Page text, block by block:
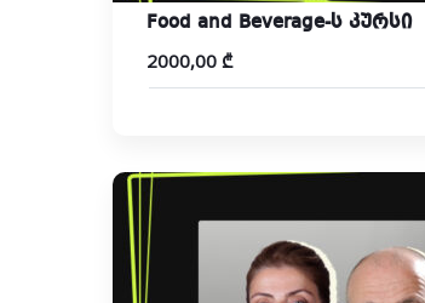
Food and Beverage-ს კურსი
2000,00 ₾